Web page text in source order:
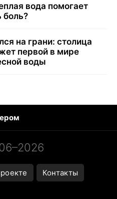
вода помогает
боль?
на грани: столица
первой в мире
воды
Тунцы в океанариуме
Контакты